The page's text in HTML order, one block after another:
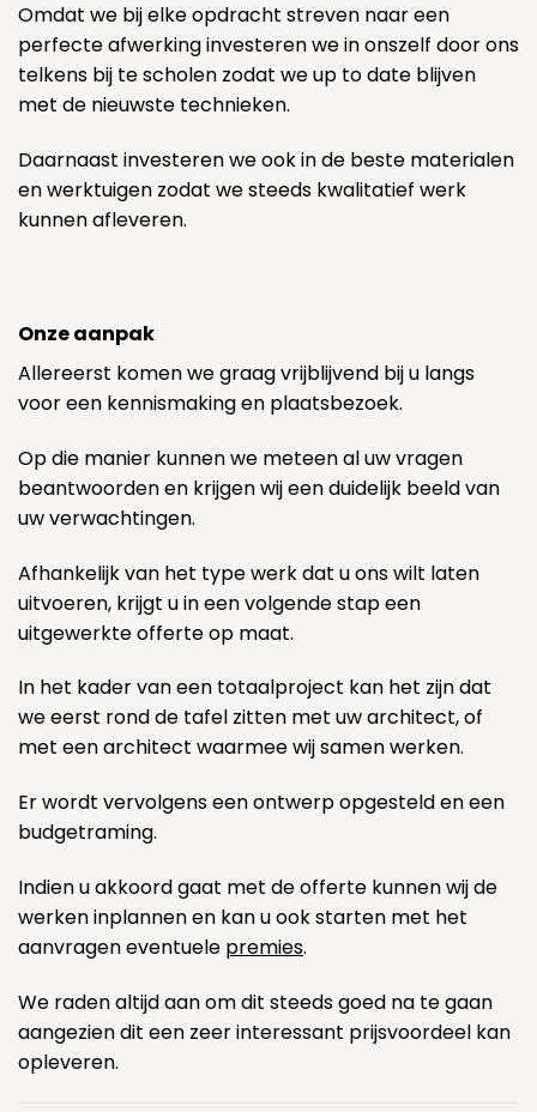
Omdat we bij elke opdracht streven naar een
perfecte afwerking investeren we in onszelf door ons
telkens bij te scholen zodat we up to date blijven
met de nieuwste technieken.
Daarnaast investeren we ook in de beste materialen
en werktuigen zodat we steeds kwalitatief werk
kunnen afleveren.
Onze aanpak
Allereerst komen we graag vrijblijvend bij u langs
voor een kennismaking en plaatsbezoek.
Op die manier kunnen we meteen al uw vragen
beantwoorden en krijgen wij een duidelijk beeld van
uw verwachtingen.
Afhankelijk van het type werk dat u ons wilt laten
uitvoeren, krijgt u in een volgende stap een
uitgewerkte offerte op maat.
In het kader van een totaalproject kan het zijn dat
we eerst rond de tafel zitten met uw architect, of
met een architect waarmee wij samen werken.
Er wordt vervolgens een ontwerp opgesteld en een
budgetraming.
Indien u akkoord gaat met de offerte kunnen wij de
werken inplannen en kan u ook starten met het
aanvragen eventuele premies.
We raden altijd aan om dit steeds goed na te gaan
aangezien dit een zeer interessant prijsvoordeel kan
opleveren.